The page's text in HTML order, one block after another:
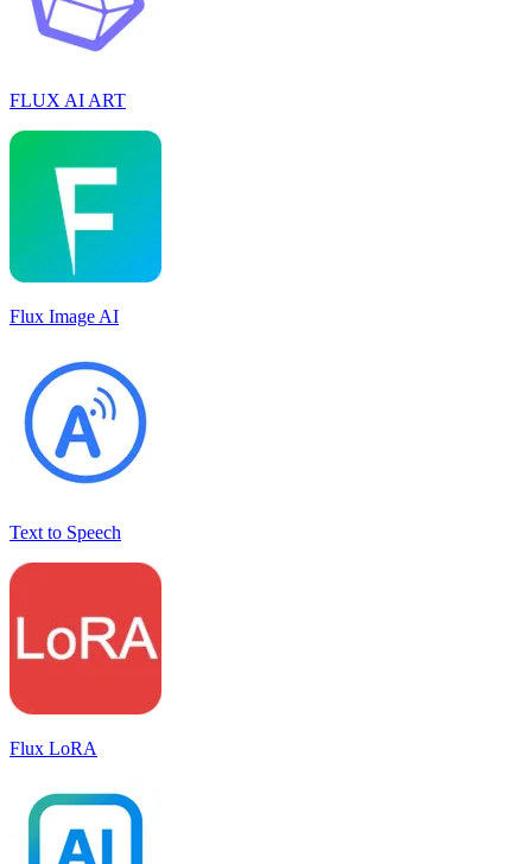
FLUX AI ART
Flux Image AI
Text to Speech
Flux LoRA